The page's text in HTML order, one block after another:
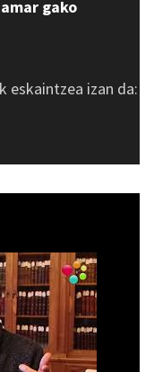
gako
eskaintzea izan da: